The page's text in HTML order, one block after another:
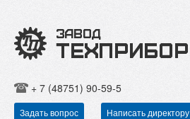
+ 7 (48751) 90-59-5
Задать вопрос Написать директору